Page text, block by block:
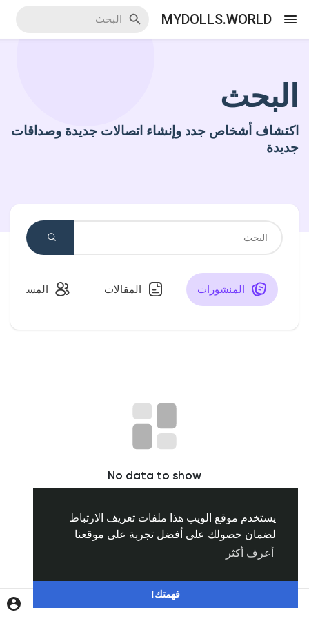
يستخدم موقع الويب هذا ملفات تعريف الارتباط
لضمان حصولك على أفضل تجربة على موقعنا
أعرف أكثر
فهمتك!
MYDOLLS.WORLD
اكتشف الاحداث
أحداثي
اكتشف المجموعات
المنشورات المشهورة
البحث
اكتشاف أشخاص جدد وإنشاء اتصالات جديدة وصداقات
جديدة
المنشورات المقالات
No data to show